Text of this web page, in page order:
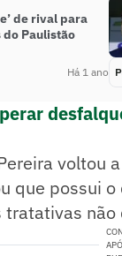
de rival para
Paulistão
Há 1 ano
voltou
que possui